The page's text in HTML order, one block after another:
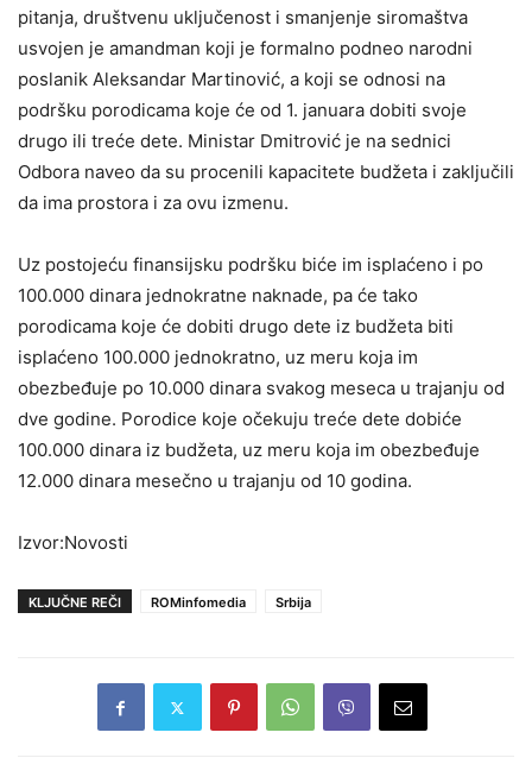
pitanja, društvenu uključenost i smanjenje siromaštva
usvojen je amandman koji je formalno podneo narodni
poslanik Aleksandar Martinović, a koji se odnosi na
podršku porodicama koje će od 1. januara dobiti svoje
drugo ili treće dete. Ministar Dmitrović je na sednici
Odbora naveo da su procenili kapacitete budžeta i zaključili
da ima prostora i za ovu izmenu.
Uz postojeću finansijsku podršku biće im isplaćeno i po
100.000 dinara jednokratne naknade, pa će tako
porodicama koje će dobiti drugo dete iz budžeta biti
isplaćeno 100.000 jednokratno, uz meru koja im
obezbeđuje po 10.000 dinara svakog meseca u trajanju od
dve godine. Porodice koje očekuju treće dete dobiće
100.000 dinara iz budžeta, uz meru koja im obezbeđuje
12.000 dinara mesečno u trajanju od 10 godina.
Izvor:Novosti
KLJUČNE REČI ROMinfomedia Srbija